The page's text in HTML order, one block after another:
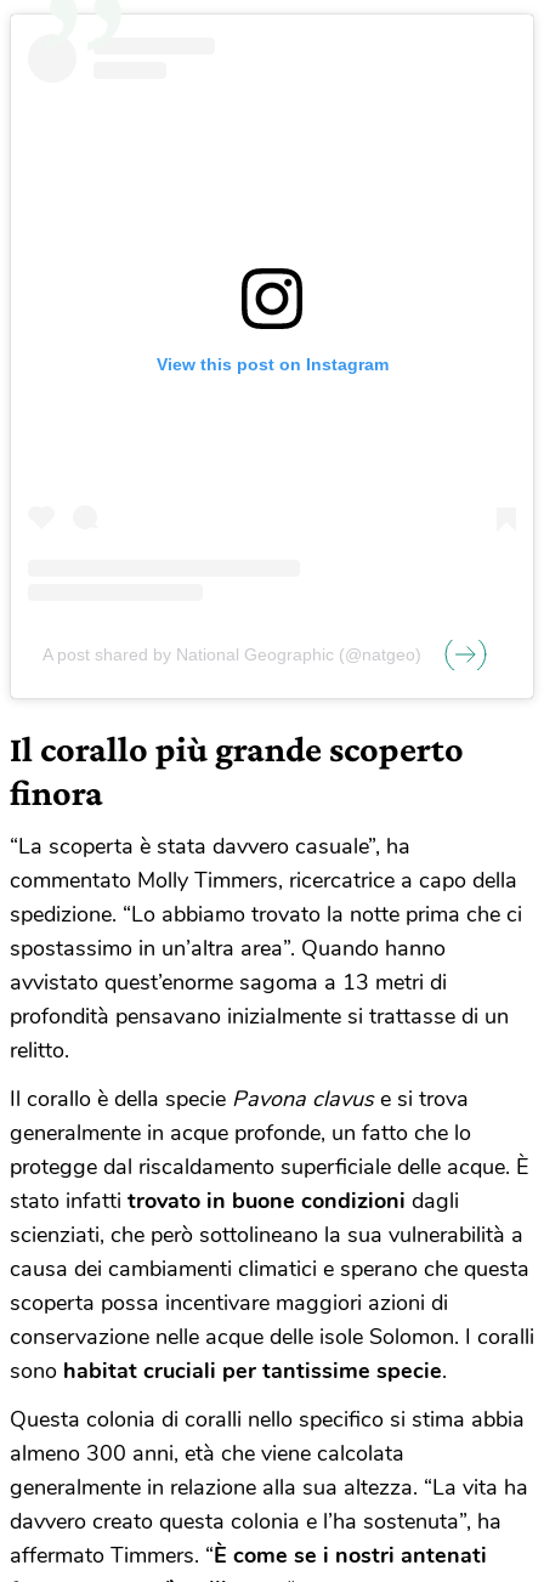
View this post on Instagram
A post shared by National Geographic (@natgeo)
Il corallo più grande scoperto
finora
“La scoperta è stata davvero casuale”, ha
commentato Molly Timmers, ricercatrice a capo della
spedizione. “Lo abbiamo trovato la notte prima che ci
spostassimo in un’altra area”. Quando hanno
avvistato quest’enorme sagoma a 13 metri di
profondità pensavano inizialmente si trattasse di un
relitto.
Il corallo è della specie Pavona clavuse si trova
generalmente in acque profonde, un fatto che lo
protegge dal riscaldamento superficiale delle acque. È
stato infatti trovato in buone condizioni dagli
scienziati, che però sottolineano la sua vulnerabilità a
causa dei cambiamenti climatici e sperano che questa
scoperta possa incentivare maggiori azioni di
conservazione nelle acque delle isole Solomon. I coralli
sono habitat cruciali per tantissime specie.
Questa colonia di coralli nello specifico si stima abbia
almeno 300 anni, età che viene calcolata
generalmente in relazione alla sua altezza. “La vita ha
davvero creato questa colonia e l’ha sostenuta”, ha
affermato Timmers. “È come se i nostri antenati